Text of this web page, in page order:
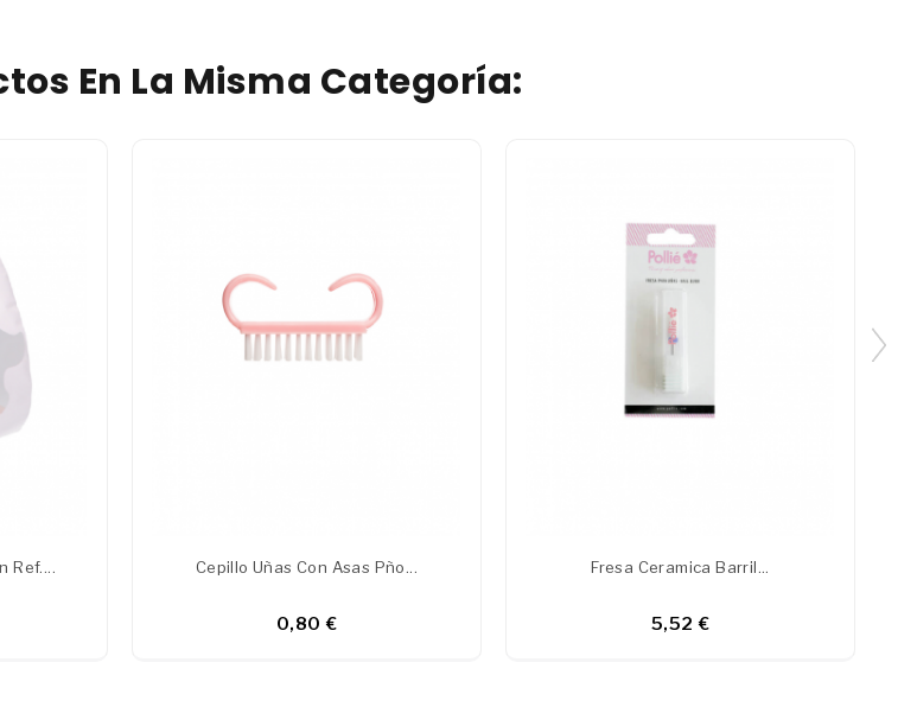
En La Misma Categoría:
Ref.... Cepillo Uñas Con Asas Pño...
0,80 €
Fresa Ceramica Barril...
5,52 €